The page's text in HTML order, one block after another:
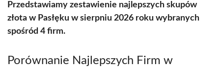
Przedstawiamy zestawienie najlepszych skupów
złota w Pasłęku w sierpniu 2026 roku wybranych
spośród 4 firm.
Porównanie Najlepszych Firm w